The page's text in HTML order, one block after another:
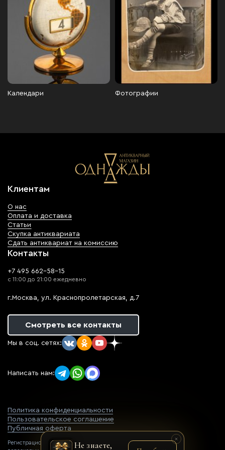
Календари Фотографии
Клиентам
О нас
Оплата и доставка
Статьи
Скупка антиквариата
Сдать антиквариат на комиссию
Контакты
+7 495 662-58-15
с 11:00 до 21:00 ежедневно
г.Москва, ул. Краснопролетарская, д.7
Смотреть все контакты
Мы в соц. сетях:
Написать нам:
Политика конфиденциальности
Пользовательское соглашение
Публичная оферта
Регистрационный номер оператора
Не знаете,